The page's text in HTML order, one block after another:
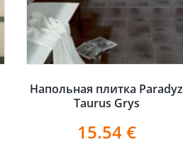
Напольная плитка Paradyz
Taurus Grys
15.54€